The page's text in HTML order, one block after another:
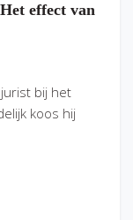
effect van
bij het
koos hij